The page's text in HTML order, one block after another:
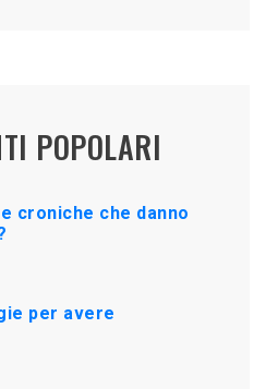
POPOLARI
croniche che danno
per avere